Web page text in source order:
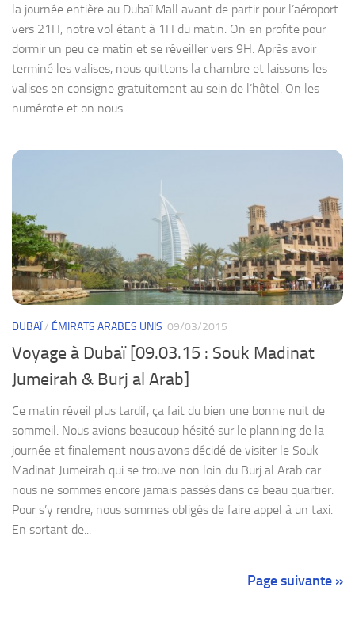
la journée entière au Dubaï Mall avant de partir pour l’aéroport
vers 21H, notre vol étant à 1H du matin. On en profite pour
dormir un peu ce matin et se réveiller vers 9H. Après avoir
terminé les valises, nous quittons la chambre et laissons les
valises en consigne gratuitement au sein de l’hôtel. On les
numérote et on nous...
DUBAÏ/ ÉMIRATS ARABES UNIS 09/03/2015
Voyage à Dubaï [09.03.15 : Souk Madinat
Jumeirah & Burj al Arab]
Ce matin réveil plus tardif, ça fait du bien une bonne nuit de
sommeil. Nous avions beaucoup hésité sur le planning de la
journée et finalement nous avons décidé de visiter le Souk
Madinat Jumeirah qui se trouve non loin du Burj al Arab car
nous ne sommes encore jamais passés dans ce beau quartier.
Pour s’y rendre, nous sommes obligés de faire appel à un taxi.
En sortant de...
Page suivante »